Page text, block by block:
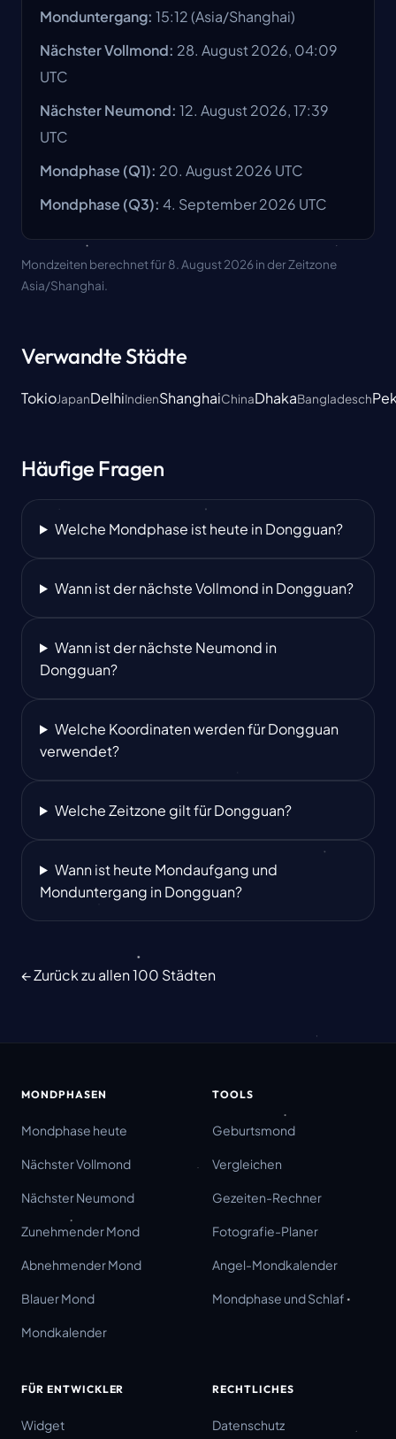
Monduntergang: 15:12(Asia/Shanghai)
Nächster Vollmond: 28. August 2026, 04:09
UTC
Nächster Neumond: 12. August 2026, 17:39
UTC
Mondphase (Q1): 20. August 2026 UTC
Mondphase (Q3): 4. September 2026 UTC
Mondzeiten berechnet für 8. August 2026 in der Zeitzone
Asia/Shanghai.
Verwandte Städte
TokioJapanDelhiIndienShanghaiChinaDhakaBangladesch
Häufige Fragen
Welche Mondphase ist heute in Dongguan?
Wann ist der nächste Vollmond in Dongguan?
Wann ist der nächste Neumond in
Dongguan?
Welche Koordinaten werden für Dongguan
verwendet?
Welche Zeitzone gilt für Dongguan?
Wann ist heute Mondaufgang und
Monduntergang in Dongguan?
← Zurück zu allen 100 Städten
MONDPHASEN
Mondphase heute
Nächster Vollmond
Nächster Neumond
Zunehmender Mond
Abnehmender Mond
Blauer Mond
Mondkalender
TOOLS
Geburtsmond
Vergleichen
Gezeiten-Rechner
Fotografie-Planer
Angel-Mondkalender
Mondphase und Schlaf
FÜR ENTWICKLER
Widget
RECHTLICHES
Datenschutz